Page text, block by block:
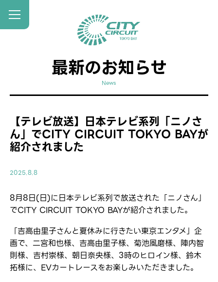
最新のお知らせ
News
【テレビ放送】日本テレビ系列「ニノさ
ん」でCITY CIRCUIT TOKYO BAYが
紹介されました
2025.8.8
8月8日(日)に日本テレビ系列で放送された「ニノさん」
でCITY CIRCUIT TOKYO BAYが紹介されました。
「吉高由里子さんと夏休みに行きたい東京エンタメ」企
画で、二宮和也様、吉高由里子様、菊池風磨様、陣内智
則様、吉村崇様、朝日奈央様、3時のヒロイン様、鈴木
拓様に、EVカートレースをお楽しみいただきました。